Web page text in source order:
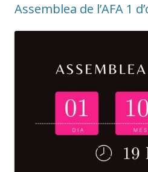
Assemblea de l’AFA 1